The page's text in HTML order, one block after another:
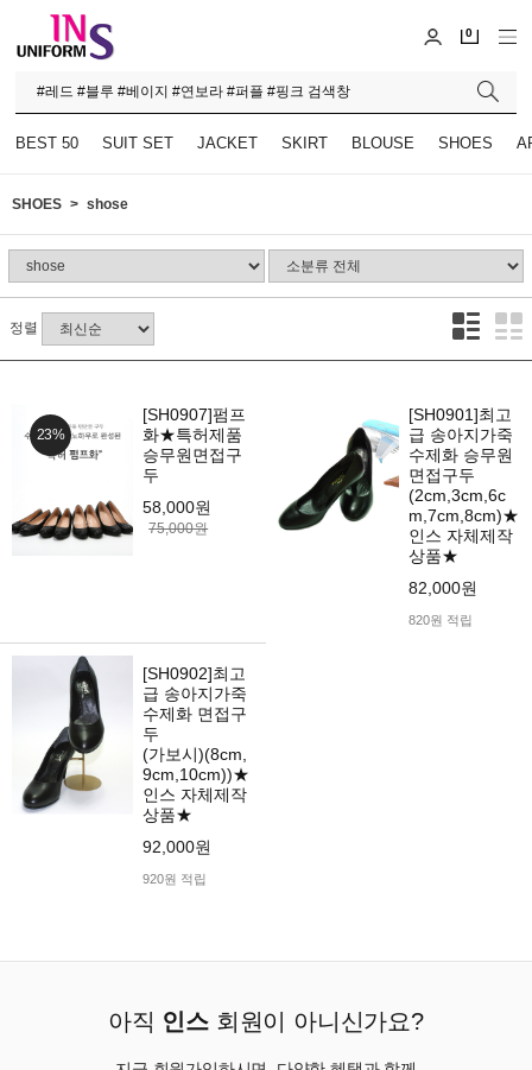
0
BEST 50 SUIT SET JACKET SKIRT BLOUSE SHOES
SHOES shose
정렬
23%
[SH0907]펌프
화★특허제품
승무원면접구
두
58,000원
75,000원
[SH0901]최고
급 송아지가죽
수제화 승무원
면접구두
(2cm,3cm,6c
m,7cm,8cm)★
인스 자체제작
상품★
82,000원
820원 적립
[SH0902]최고
급 송아지가죽
수제화 면접구
두
(가보시)(8cm,
9cm,10cm))★
인스 자체제작
상품★
92,000원
920원 적립
아직 인스 회원이 아니신가요?